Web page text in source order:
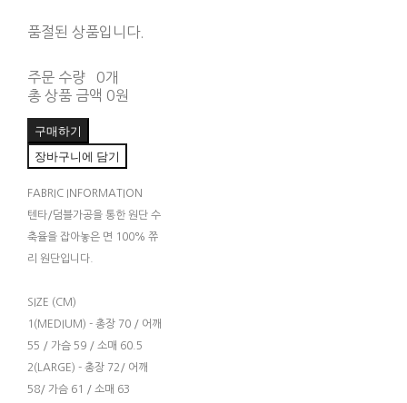
품절된 상품입니다.
주문 수량
0개
총 상품 금액 0원
구매하기
장바구니에 담기
FABRIC INFORMATION
텐타/덤블가공을 통한 원단 수
축율을 잡아놓은 면 100% 쮸
리 원단입니다.
SIZE (CM)
1(MEDIUM) - 총장 70 / 어깨
55 / 가슴 59 / 소매 60.5
2(LARGE) - 총장 72/ 어깨
58/ 가슴 61 / 소매 63